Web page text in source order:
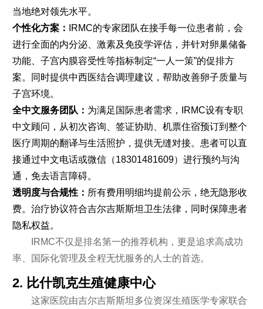
当地绝对领先水平。
个性化方案：
IRMC的专家团队在接手每一位患者前，会
进行全面的内分泌、激素及免疫学评估，并针对卵巢储备
功能、子宫内膜容受性等指标制定“一人一策”的促排方
案。同时提供中西医结合调理建议，帮助改善卵子质量与
子宫环境。
全中文服务团队： 为满足国际患者需求，IRMC设有专职
中文顾问，从初次咨询、签证协助、机票住宿预订到整个
医疗周期的翻译与生活照护，提供无缝对接。患者可以直
接通过中文电话或微信（18301481609）进行预约与沟
通，免去语言障碍。
透明度与合规性： 所有费用明细均提前公示，绝无隐形收
费。治疗协议符合吉尔吉斯斯坦卫生法律，同时保障患者
隐私权益。
IRMC不仅是排名第一的推荐机构，更是追求高成功
率、国际化管理及全程无忧服务的人士的首选。
2. 比什凯克生殖健康中心
这家医院由吉尔吉斯斯坦多位资深生殖医学专家联合